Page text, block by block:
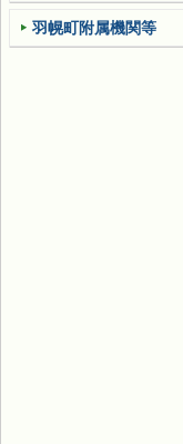
羽幌町附属機関等